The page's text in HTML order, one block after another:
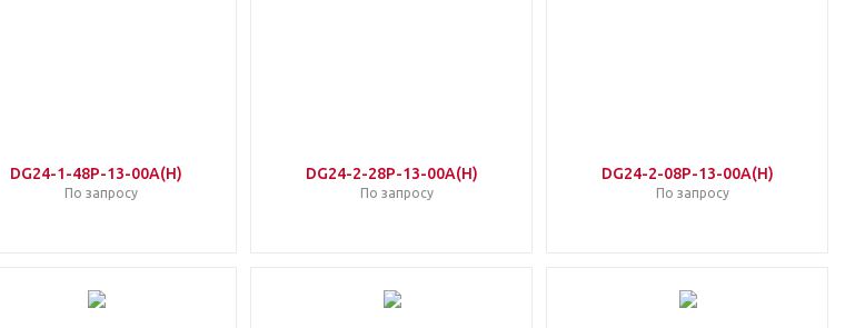
DG24-1-48P-13-00A(H)
По запросу
DG24-2-28P-13-00A(H)
По запросу
DG24-2-08P-13-00A(H)
По запросу